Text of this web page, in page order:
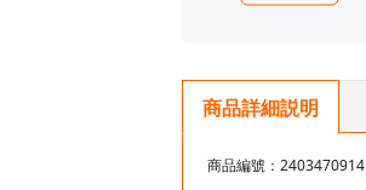
商品詳細説明
商品編號：2403470914